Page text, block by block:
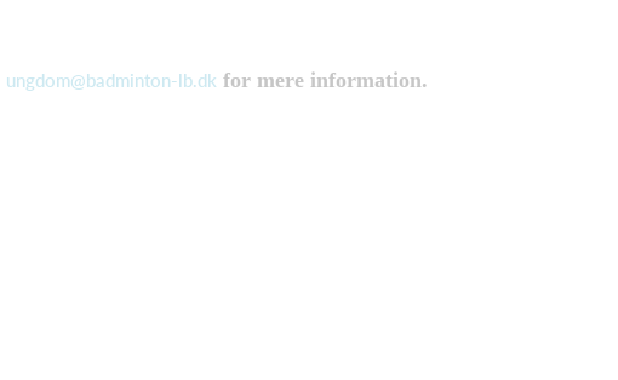
ungdom@badminton-lb.dk for mere information.